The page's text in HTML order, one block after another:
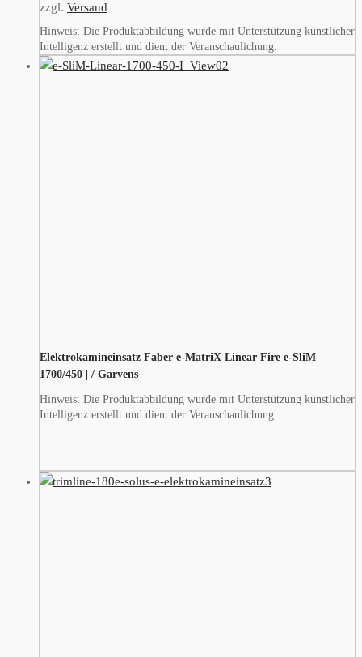
zzgl. Versand
Hinweis: Die Produktabbildung wurde mit Unterstützung künstlicher
Intelligenz erstellt und dient der Veranschaulichung.
Elektrokamineinsatz Faber e-MatriX Linear Fire e-SliM
1700/450 | / Garvens
Hinweis: Die Produktabbildung wurde mit Unterstützung künstlicher
Intelligenz erstellt und dient der Veranschaulichung.